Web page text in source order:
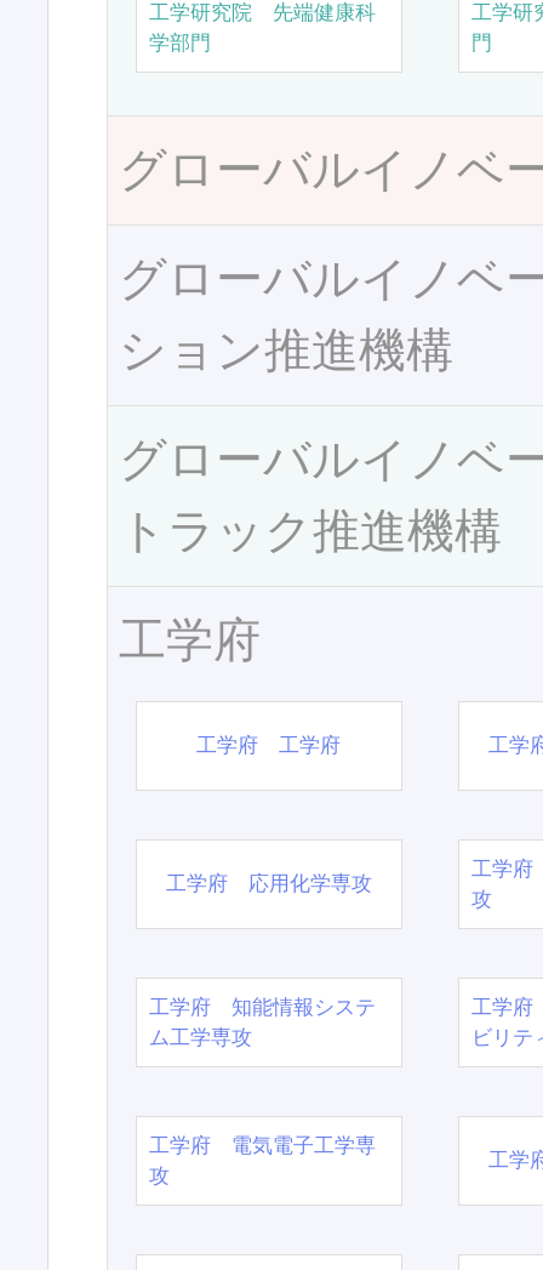
工学研究院 先端健康科
学部門
工学研
門
グローバルイノベ
グローバルイノベ
ション推進機構
グローバルイノベ
トラック推進機構
工学府
工学府 工学府 工学
工学府 応用化学専攻
工学府
攻
工学府 知能情報システ
ム工学専攻
工学府
ビリテ
工学府 電気電子工学専
攻
工学